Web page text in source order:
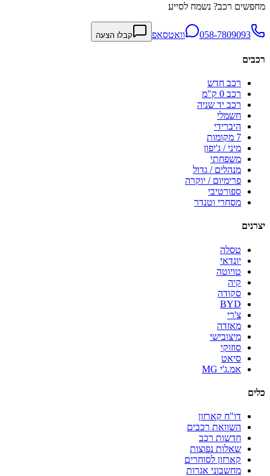
מחפשים רכב? נשמח לסייע
058-7809093 וואטסאפ קבלו הצעה
רכבים
רכב חדש
רכב 0 ק"מ
רכב יד שניה
חשמלי
היברידי
7 מקומות
מיני / ג'יפון
משפחתי
מנהלים / גדול
פרימיום / יוקרה
ספורטיבי
מסחרי וטנדר
יצרנים
טסלה
יונדאי
טויוטה
קיה
סקודה
BYD
צ'רי
מאזדה
מיצובישי
סוזוקי
סיאט
אמ.ג'י MG
כלים
דו"ח קארזון
השוואת רכבים
חדשות רכב
שאלות נפוצות
קארזון לסוחרים
מחשבוני אגרות